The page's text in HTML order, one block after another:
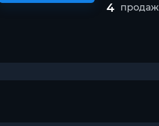
4 продаж